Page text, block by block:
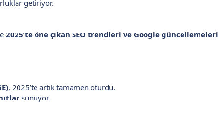
getiriyor.
2025’te öne çıkan SEO trendleri ve Google güncellemeleri
, 2025’te artık tamamen oturdu.
sunuyor.